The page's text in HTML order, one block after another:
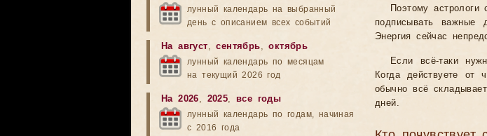
Поэтому
подписывать важные
Энергия сейчас
Если всё-таки
Когда действуете от
обычно всё
дней.
лунный календарь на выбранный
день с описанием всех событий
На август,сентябрь,октябрь
лунный календарь по месяцам
на текущий 2026 год
На 2026, 2025,все годы
лунный календарь по годам, начиная
с 2016 года